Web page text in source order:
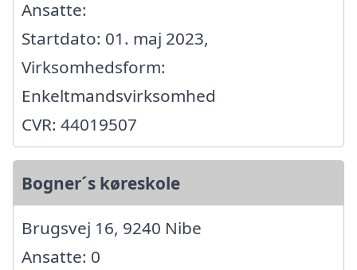
Ansatte:
Startdato: 01. maj 2023,
Virksomhedsform:
Enkeltmandsvirksomhed
CVR: 44019507
Bogner´s køreskole
Brugsvej 16, 9240 Nibe
Ansatte: 0